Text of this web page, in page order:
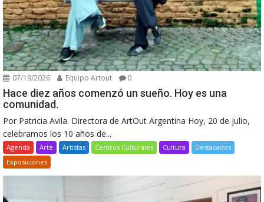
07/19/2026 Equipo Artout 0
Hace diez años comenzó un sueño. Hoy es una
comunidad.
Por Patricia Avila. Directora de ArtOut Argentina Hoy, 20 de julio,
celebramos los 10 años de...
Agenda Arte Artistas Centros Culturales Cultura
Destacados
Exposiciones